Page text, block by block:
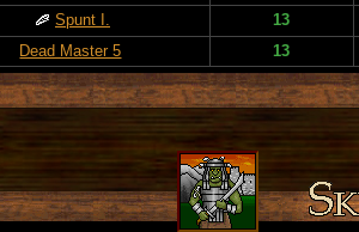
Spunt I.
13
Dead Master 5 13